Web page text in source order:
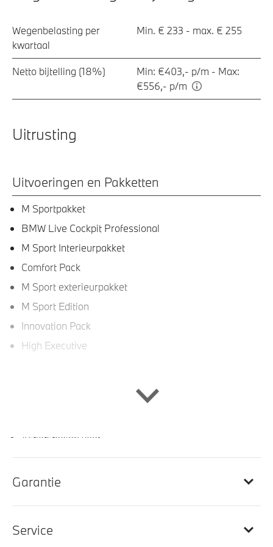
Wegenbelasting per
kwartaal
Min. € 233 - max. € 255
Netto bijtelling (18%)
Min: €403,- p/m - Max:
€556,- p/m
Uitrusting
Uitvoeringen en Pakketten
M Sportpakket
BMW Live Cockpit Professional
M Sport Interieurpakket
Comfort Pack
M Sport exterieurpakket
M Sport Edition
Innovation Pack
High Executive
Actiefstoelen voor
Stuurwielrand verwarmd
Sportstuur
M Sportstuurwiel met leder bekleed
Garantie
Service